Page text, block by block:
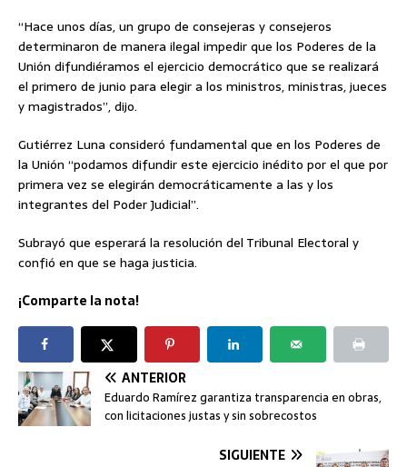
“Hace unos días, un grupo de consejeras y consejeros
determinaron de manera ilegal impedir que los Poderes de la
Unión difundiéramos el ejercicio democrático que se realizará
el primero de junio para elegir a los ministros, ministras, jueces
y magistrados”, dijo.
Gutiérrez Luna consideró fundamental que en los Poderes de
la Unión “podamos difundir este ejercicio inédito por el que por
primera vez se elegirán democráticamente a las y los
integrantes del Poder Judicial”.
Subrayó que esperará la resolución del Tribunal Electoral y
confió en que se haga justicia.
¡Comparte la nota!
ANTERIOR
Eduardo Ramírez garantiza transparencia en obras,
con licitaciones justas y sin sobrecostos
SIGUIENTE